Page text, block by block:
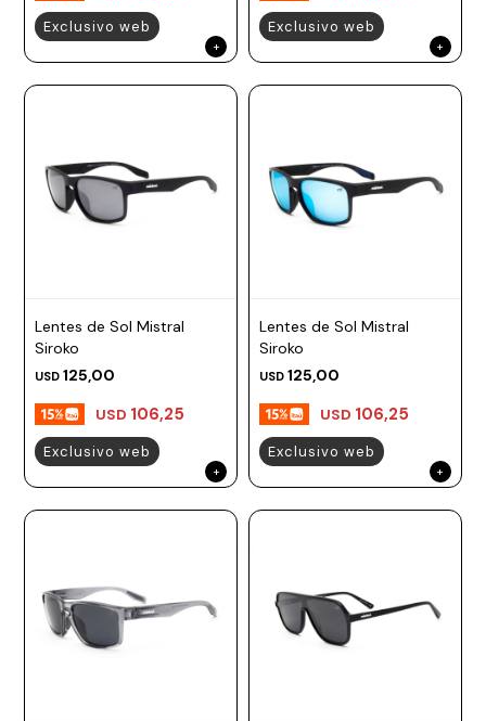
Exclusivo web Exclusivo web
Lentes de Sol Mistral
Siroko
USD 125,00
USD 106,25
Exclusivo web
Lentes de Sol Mistral
Siroko
USD 125,00
USD 106,25
Exclusivo web